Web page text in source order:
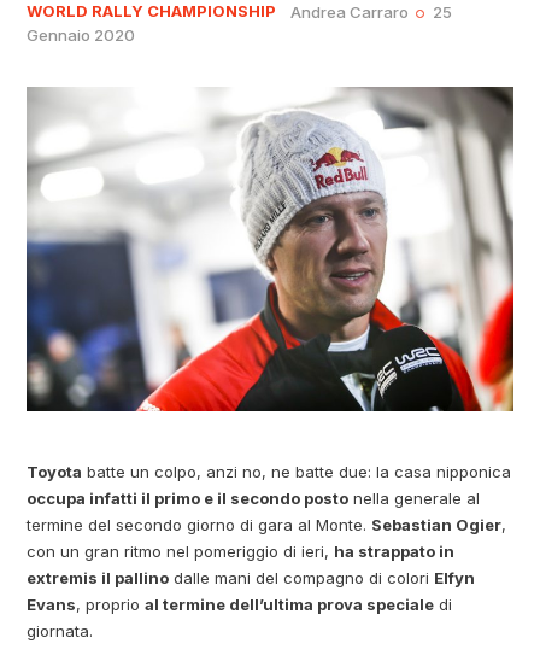
WORLD RALLY CHAMPIONSHIP Andrea Carraro
25
Gennaio 2020
Toyota batte un colpo, anzi no, ne batte due: la casa nipponica
occupa infatti il primo e il secondo posto nella generale al
termine del secondo giorno di gara al Monte. Sebastian Ogier,
con un gran ritmo nel pomeriggio di ieri, ha strappato in
extremis il pallino dalle mani del compagno di colori Elfyn
Evans, proprioal termine dell’ultima prova speciale di
giornata.